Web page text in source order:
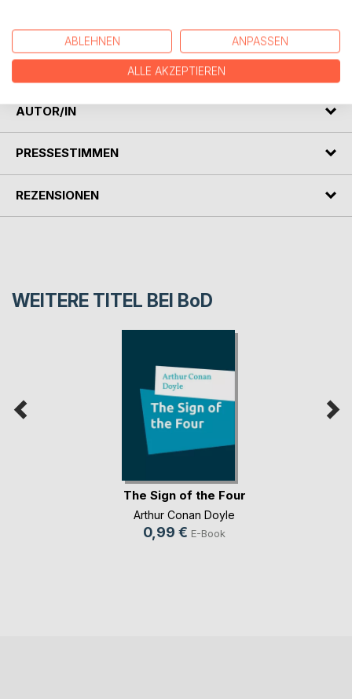
Sherlock Holmes and Dr. Watson, who would become the
most famous detective duo in popular fiction.
AUTOR/IN
PRESSESTIMMEN
REZENSIONEN
WEITERE TITEL BEI BoD
The Sign of the Four
Arthur Conan Doyle
0,99 € E-Book
ABLEHNEN ANPASSEN
ALLE AKZEPTIEREN